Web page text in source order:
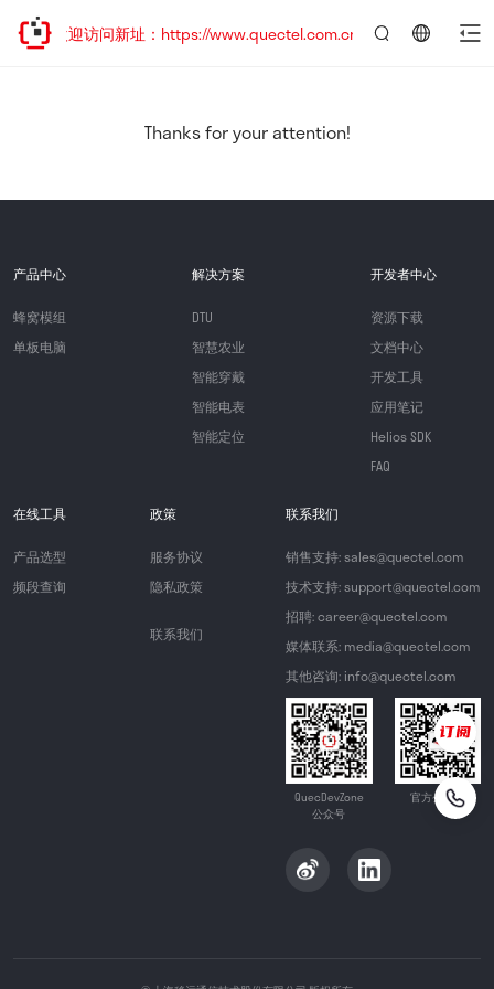
移，欢迎访问新址：https://www.quectel.com.cn
Thanks for your attention!
产品中心
蜂窝模组
单板电脑
解决方案
DTU
智慧农业
智能穿戴
智能电表
智能定位
开发者中心
资源下载
文档中心
开发工具
应用笔记
Helios SDK
FAQ
在线工具
产品选型
频段查询
政策
服务协议
隐私政策
联系我们
联系我们
销售支持: sales@quectel.com
技术支持: support@quectel.com
招聘: career@quectel.com
媒体联系: media@quectel.com
其他咨询: info@quectel.com
QuecDevZone
公众号
官方公众号